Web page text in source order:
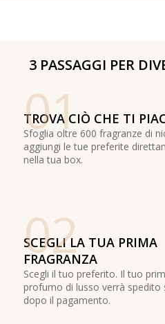
3 PASSAGGI PER
01
TROVA CIÒ CHE TI
Sfoglia oltre 600 fragranze di
aggiungi le tue preferite
nella tua box.
02
SCEGLI LA TUA PRIMA
FRAGRANZA
Scegli il tuo preferito. Il tuo
profumo di lusso verrà spedito
dopo il pagamento.